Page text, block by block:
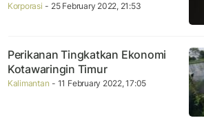
Korporasi - 25 February 2022, 21:53
Perikanan Tingkatkan Ekonomi
Kotawaringin Timur
Kalimantan - 11 February 2022, 17:05